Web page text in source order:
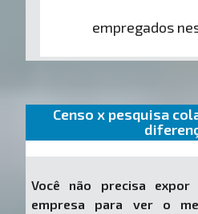
empregados
Censo x pesquisa
Você não precisa
empresa para ver o